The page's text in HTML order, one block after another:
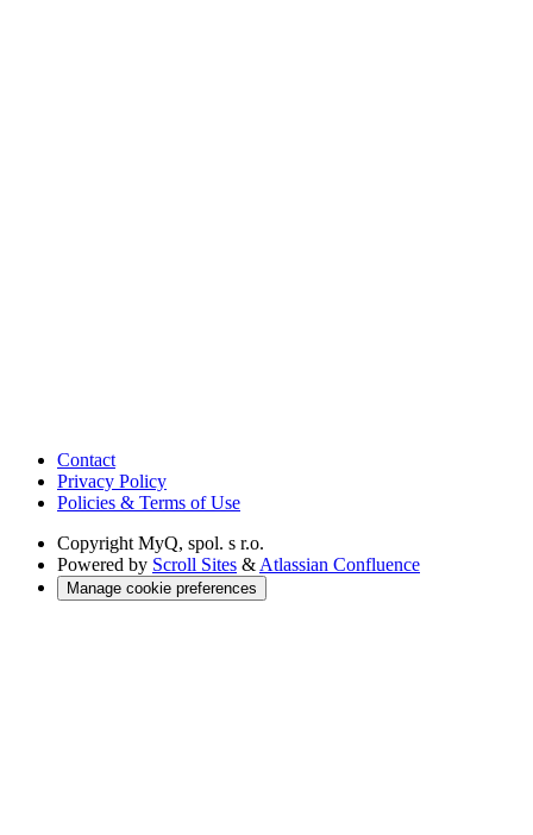
Contact
Privacy Policy
Policies & Terms of Use
Copyright MyQ, spol. s r.o.
Powered by Scroll Sites & Atlassian Confluence
Manage cookie preferences